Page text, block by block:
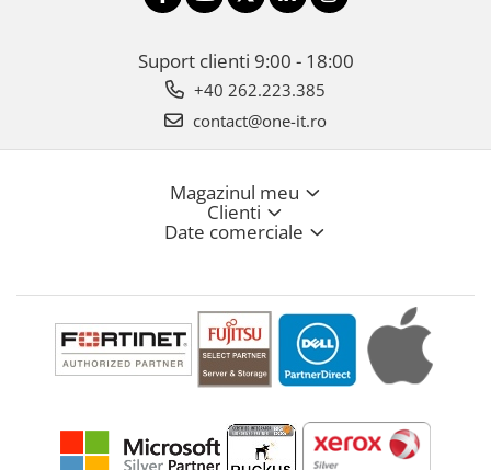
Suport clienti 9:00 - 18:00
+40 262.223.385
contact@one-it.ro
Magazinul meu
Clienti
Date comerciale